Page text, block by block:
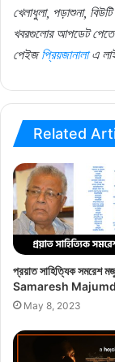
খেলাধুলা, পড়াশুনা,
খবরগুলোর আপডেট
পেইজপ্রিয়জানালাএ
Related
প্রয়াত সাহিত্যিক সমরেশ
Samaresh
May 8, 2023